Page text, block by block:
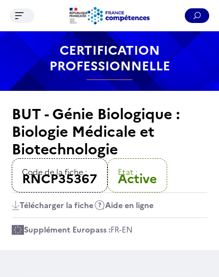
Contenu Recherche Menu Pied de page
Ouvrir le menu de navigation
CERTIFICATION
PROFESSIONNELLE
BUT - Génie Biologique :
Biologie Médicale et
Biotechnologie
Code de la fiche :
RNCP35367 Etat :
Active
Télécharger la fiche Aide en ligne
Supplément Europass :FR-EN